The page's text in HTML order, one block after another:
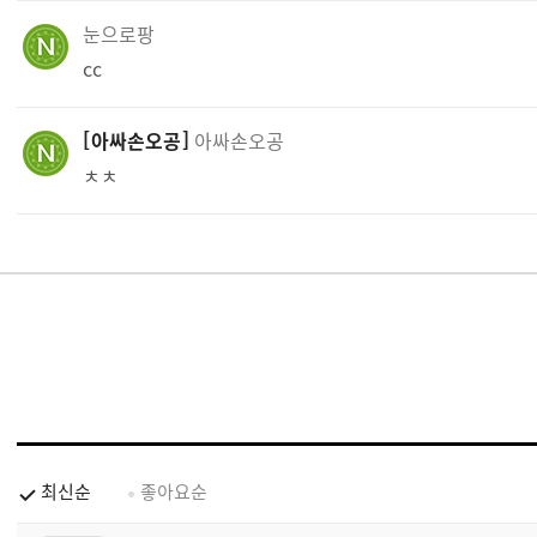
눈으로팡
cc
아싸손오공 아싸손오공
ㅊㅊ
최신순 좋아요순